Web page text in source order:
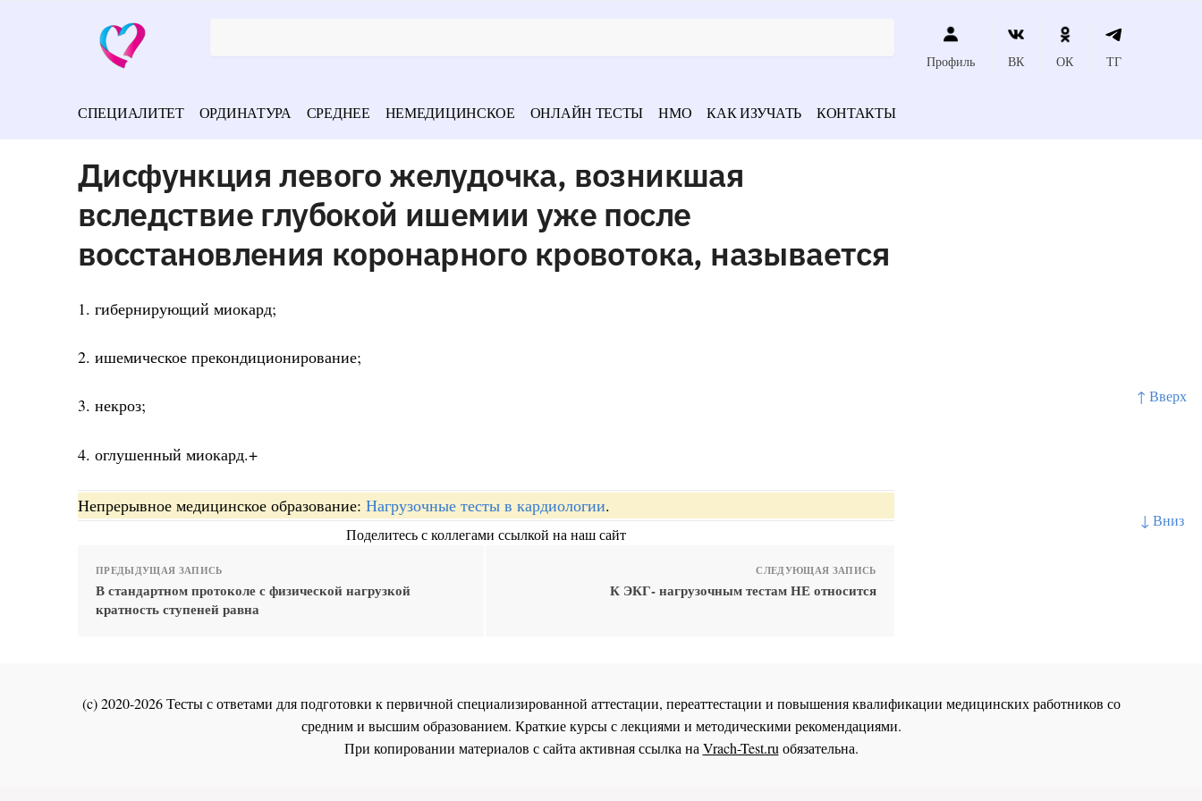
↑ Вверх
↓ Вниз
Профиль ВК ОК ТГ
СПЕЦИАЛИТЕТ ОРДИНАТУРА СРЕДНЕЕ НЕМЕДИЦИНСКОЕ ОНЛАЙН ТЕСТЫ НМО КАК ИЗУЧАТЬ КОНТАКТЫ
Дисфункция левого желудочка, возникшая
вследствие глубокой ишемии уже после
восстановления коронарного кровотока, называется
1. гибернирующий миокард;
2. ишемическое прекондиционирование;
3. некроз;
4. оглушенный миокард.+
Непрерывное медицинское образование: Нагрузочные тесты в кардиологии.
Поделитесь с коллегами ссылкой на наш сайт
ПРЕДЫДУЩАЯ ЗАПИСЬ
В стандартном протоколе с физической нагрузкой
кратность ступеней равна
СЛЕДУЮЩАЯ ЗАПИСЬ
К ЭКГ- нагрузочным тестам НЕ относится
(c) 2020-2026 Тесты с ответами для подготовки к первичной специализированной аттестации, переаттестации и повышения квалификации медицинских работников со
средним и высшим образованием. Краткие курсы с лекциями и методическими рекомендациями.
При копировании материалов с сайта активная ссылка наVrach-Test.ruобязательна.